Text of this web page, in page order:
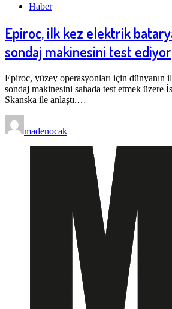
Haber
Epiroc, ilk kez elektrik
sondaj makinesini test ediyor
Epiroc, yüzey operasyonları için dünyanın
sondaj makinesini sahada test etmek üzere
Skanska ile anlaştı.…
madenocak